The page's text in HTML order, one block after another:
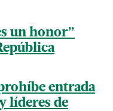
un honor”
entrada
líderes de